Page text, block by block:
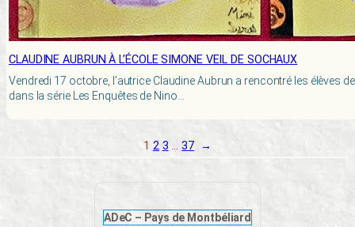
CLAUDINE AUBRUN À L’ÉCOLE SIMONE VEIL DE SOCHAUX
Vendredi 17 octobre, l’autrice Claudine Aubrun a rencontré les élèves
dans la série Les Enquêtes de Nino…
1 2 3 … 37 →
ADeC – Pays de Montbéliard